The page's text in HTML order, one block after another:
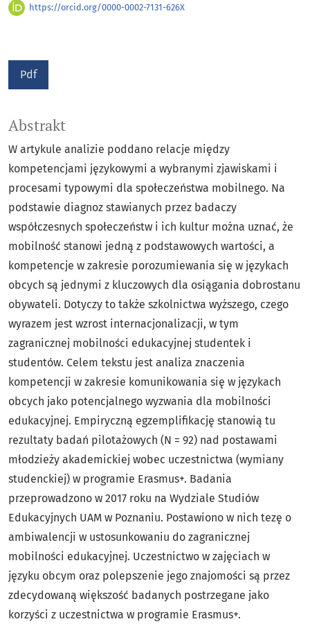
https://orcid.org/0000-0002-7131-626X
Pdf
Abstrakt
W artykule analizie poddano relacje między
kompetencjami językowymi a wybranymi zjawiskami i
procesami typowymi dla społeczeństwa mobilnego. Na
podstawie diagnoz stawianych przez badaczy
współczesnych społeczeństw i ich kultur można uznać, że
mobilność stanowi jedną z podstawowych wartości, a
kompetencje w zakresie porozumiewania się w językach
obcych są jednymi z kluczowych dla osiągania dobrostanu
obywateli. Dotyczy to także szkolnictwa wyższego, czego
wyrazem jest wzrost internacjonalizacji, w tym
zagranicznej mobilności edukacyjnej studentek i
studentów. Celem tekstu jest analiza znaczenia
kompetencji w zakresie komunikowania się w językach
obcych jako potencjalnego wyzwania dla mobilności
edukacyjnej. Empiryczną egzemplifikację stanowią tu
rezultaty badań pilotażowych (N = 92) nad postawami
młodzieży akademickiej wobec uczestnictwa (wymiany
studenckiej) w programie Erasmus+. Badania
przeprowadzono w 2017 roku na Wydziale Studiów
Edukacyjnych UAM w Poznaniu. Postawiono w nich tezę o
ambiwalencji w ustosunkowaniu do zagranicznej
mobilności edukacyjnej. Uczestnictwo w zajęciach w
języku obcym oraz polepszenie jego znajomości są przez
zdecydowaną większość badanych postrzegane jako
korzyści z uczestnictwa w programie Erasmus+.